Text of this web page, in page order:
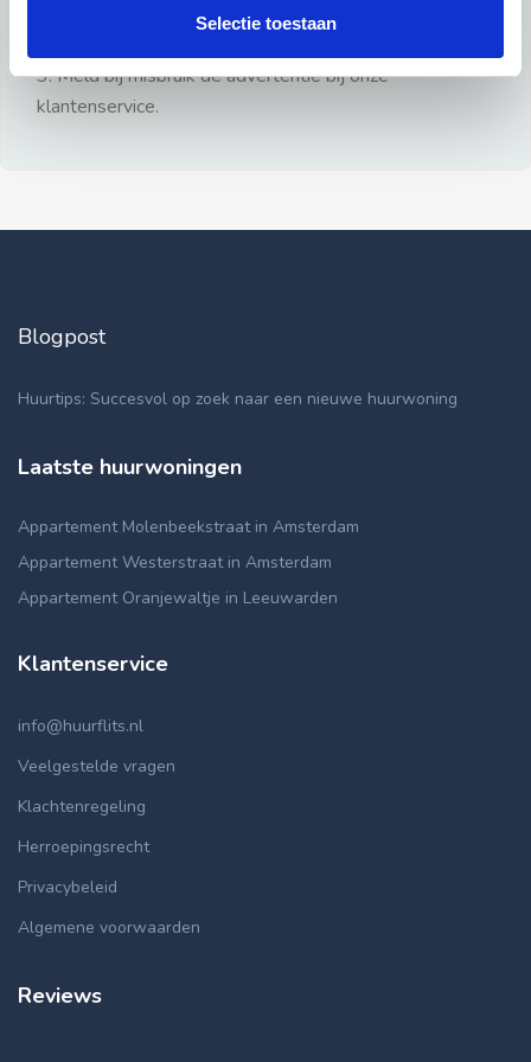
Selectie toestaan
3: Meld bij misbruik de advertentie bij onze
klantenservice.
Blogpost
Huurtips: Succesvol op zoek naar een nieuwe huurwoning
Laatste huurwoningen
Appartement Molenbeekstraat in Amsterdam
Appartement Westerstraat in Amsterdam
Appartement Oranjewaltje in Leeuwarden
Klantenservice
info@huurflits.nl
Veelgestelde vragen
Klachtenregeling
Herroepingsrecht
Privacybeleid
Algemene voorwaarden
Reviews